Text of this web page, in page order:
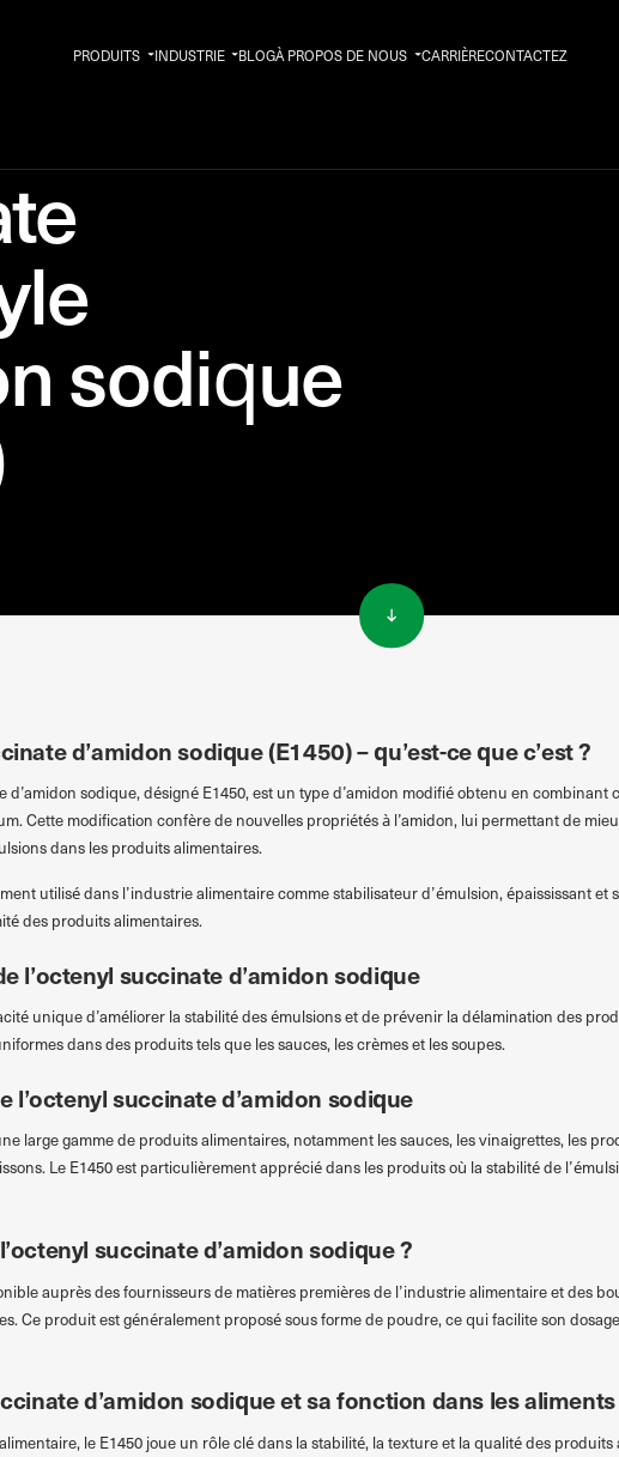
sodique
PRODUITS INDUSTRIE BLOGÀ PROPOS DE NOUS CARRIÈRECONTACTEZ
d’amidon sodique (E1450) – qu’est-ce que c’est ?
d’amidon sodique, désigné E1450, est un type d’amidon modifié obtenu en combinant
Cette modification confère de nouvelles propriétés à l’amidon, lui permettant de
dans les produits alimentaires.
utilisé dans l’industrie alimentaire comme stabilisateur d’émulsion, épaississant
des produits alimentaires.
l’octenyl succinate d’amidon sodique
unique d’améliorer la stabilité des émulsions et de prévenir la délamination des
dans des produits tels que les sauces, les crèmes et les soupes.
l’octenyl succinate d’amidon sodique
large gamme de produits alimentaires, notamment les sauces, les vinaigrettes, les
Le E1450 est particulièrement apprécié dans les produits où la stabilité de
succinate d’amidon sodique ?
auprès des fournisseurs de matières premières de l’industrie alimentaire et des
Ce produit est généralement proposé sous forme de poudre, ce qui facilite son
d’amidon sodique et sa fonction dans les aliments
le E1450 joue un rôle clé dans la stabilité, la texture et la qualité des